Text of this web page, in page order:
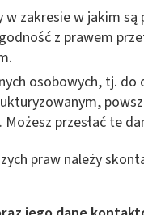
zakresie w jakim
z prawem
osobowych, tj.
przesłać te
praw należy